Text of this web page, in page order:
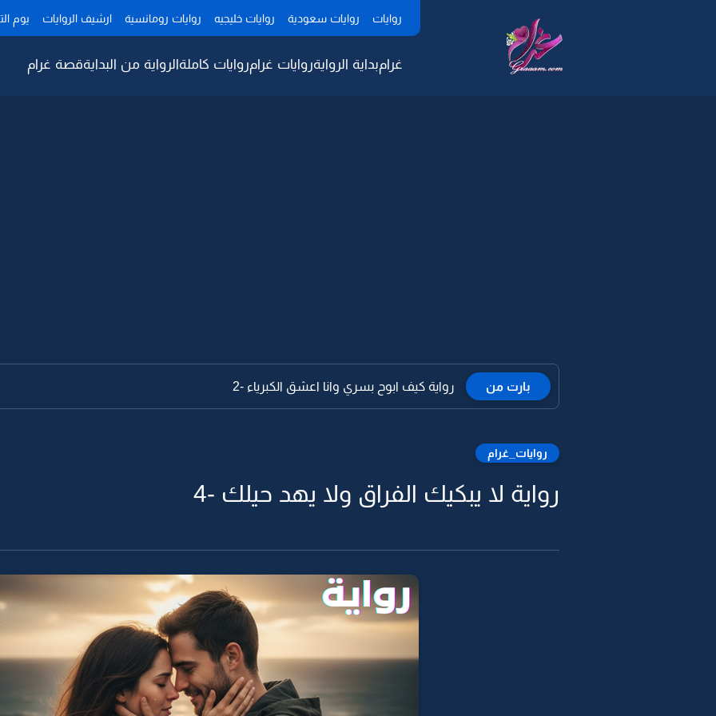
روايات روايات سعودية روايات خليجيه روايات رومانسية ارشيف الروايات يوم
غرامبداية الروايةروايات غرامروايات كاملةالرواية من البدايةقصة غرام
بارت من رواية كيف ابوح بسري وانا اعشق الكبرياء -2
روايات_غرام
رواية لا يبكيك الفراق ولا يهد حيلك -4